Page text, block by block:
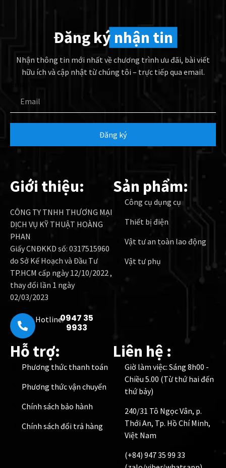
Đăng ký nhận tin
Nhận thông tin mới nhất về chương trình ưu đãi, bài viết
hữu ích và cập nhật từ chúng tôi – trực tiếp qua email.
Đăng ký
Giới thiệu:
CÔNG TY TNHH THƯƠNG MẠI
DỊCH VỤ KỸ THUẬT HOÀNG
PHAN
Giấy CNĐKKD số: 0317515960
do Sở Kế Hoạch và Đầu Tư
TP.HCM cấp ngày 12/10/2022 ,
thay đổi lần 1 ngày
02/03/2023
Hotline:0947 35
9933
Sản phẩm:
Công cụ dụng cụ
Thiết bị điện
Vật tư an toàn lao động
Vật tư phụ
Hỗ trợ:
Phương thức thanh toán
Phương thức vận chuyển
Chính sách bảo hành
Chính sách đổi trả hàng
Liên hệ :
Giờ làm việc: Sáng 8h00 -
Chiều 5.00 (Từ thứ hai đến
thứ bảy)
240/31 Tô Ngọc Vân, p.
Thới An, Tp. Hồ Chí Minh,
Việt Nam
(+84) 947 35 99 33